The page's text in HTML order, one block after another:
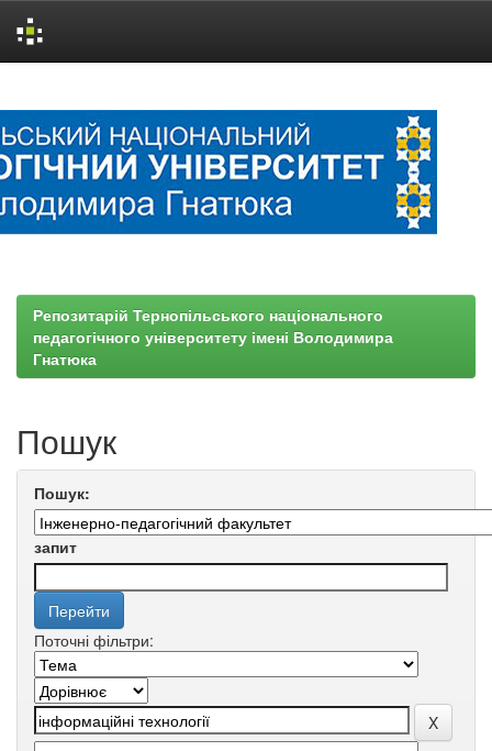
Репозитарій Тернопільського національного
педагогічного університету імені Володимира
Гнатюка
Пошук
Пошук:
запит
Поточні фільтри: